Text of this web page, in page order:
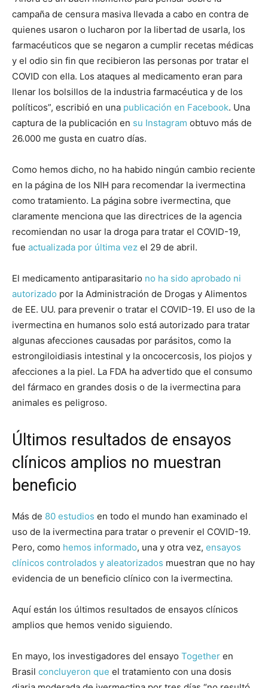
campaña de censura masiva llevada a cabo en contra de
quienes usaron o lucharon por la libertad de usarla, los
farmacéuticos que se negaron a cumplir recetas médicas
y el odio sin fin que recibieron las personas por tratar el
COVID con ella. Los ataques al medicamento eran para
llenar los bolsillos de la industria farmacéutica y de los
políticos”, escribió en una publicación en Facebook. Una
captura de la publicación en su Instagram obtuvo más de
26.000 me gusta en cuatro días.
Como hemos dicho, no ha habido ningún cambio reciente
en la página de los NIH para recomendar la ivermectina
como tratamiento. La página sobre ivermectina, que
claramente menciona que las directrices de la agencia
recomiendan no usar la droga para tratar el COVID-19,
fue actualizada por última vez el 29 de abril.
El medicamento antiparasitario no ha sido aprobado ni
autorizado por la Administración de Drogas y Alimentos
de EE. UU. para prevenir o tratar el COVID-19. El uso de la
ivermectina en humanos solo está autorizado para tratar
algunas afecciones causadas por parásitos, como la
estrongiloidiasis intestinal y la oncocercosis, los piojos y
afecciones a la piel. La FDA ha advertido que el consumo
del fármaco en grandes dosis o de la ivermectina para
animales es peligroso.
Últimos resultados de ensayos
clínicos amplios no muestran
beneficio
Más de 80 estudios en todo el mundo han examinado el
uso de la ivermectina para tratar o prevenir el COVID-19.
Pero, como hemos informado, una y otra vez, ensayos
clínicos controlados y aleatorizados muestran que no hay
evidencia de un beneficio clínico con la ivermectina.
Aquí están los últimos resultados de ensayos clínicos
amplios que hemos venido siguiendo.
En mayo, los investigadores del ensayo Together en
Brasil concluyeron que el tratamiento con una dosis